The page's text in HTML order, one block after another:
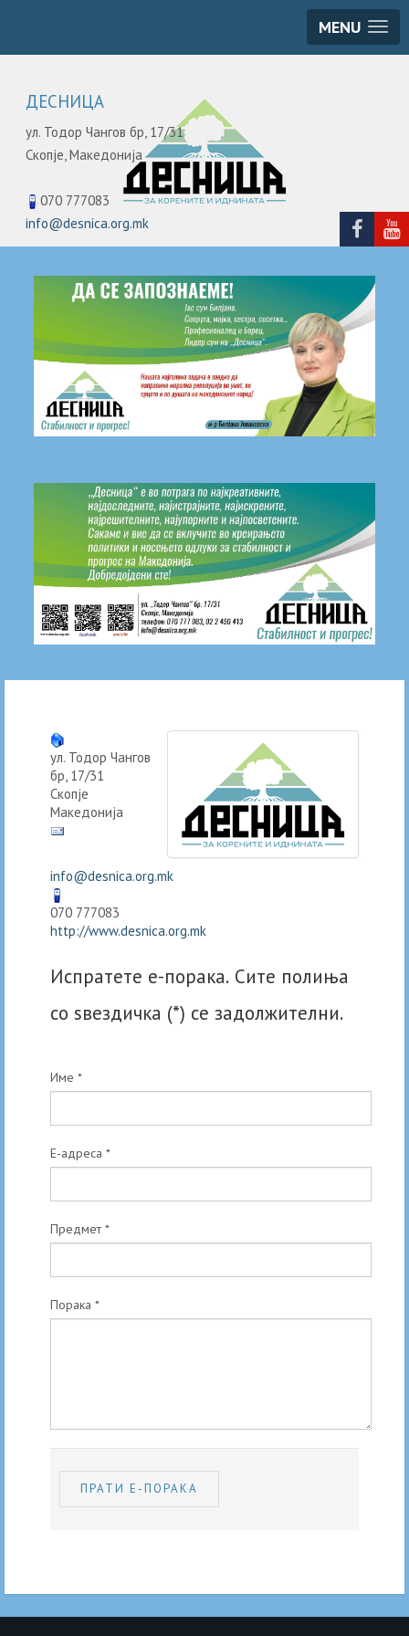
MENU
ДЕСНИЦА
ул. Тодор Чангов бр, 17/31
Скопје,Македонија
070 777083
info@desnica.org.mk
ул. Тодор Чангов
бр, 17/31
Скопје
Македонија
info@desnica.org.mk
070 777083
http://www.desnica.org.mk
Испратете е-порака. Сите полиња
со ѕвездичка (*) се задолжителни.
Име *
E-адреса *
Предмет*
Порака *
ПРАТИ Е-ПОРАКА